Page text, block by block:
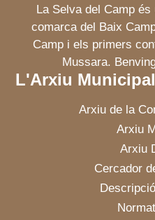
La Selva del Camp
comarca del Baix
Camp i els primers
Mussara.
L'Arxiu Municipal
Arxiu de la
Arxiu
Arxiu
Cercador